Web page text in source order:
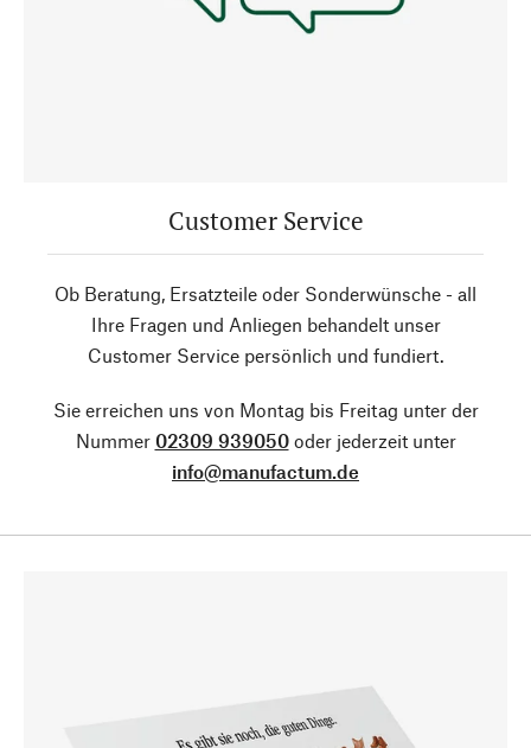
Customer Service
Ob Beratung, Ersatzteile oder Sonderwünsche - all
Ihre Fragen und Anliegen behandelt unser
Customer Service persönlich und fundiert.
Sie erreichen uns von Montag bis Freitag unter der
Nummer 02309 939050oder jederzeit unter
info@manufactum.de